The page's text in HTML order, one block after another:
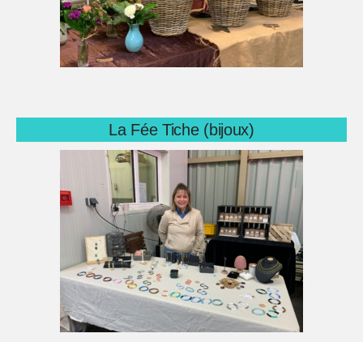
La Fée Tiche (bijoux)